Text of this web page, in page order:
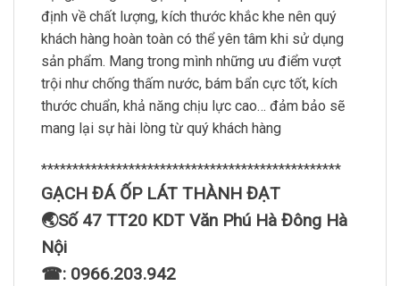
định về chất lượng, kích thước khắc khe nên quý
khách hàng hoàn toàn có thể yên tâm khi sử dụng
sản phẩm. Mang trong mình những ưu điểm vượt
trội như chống thấm nước, bám bẩn cực tốt, kích
thước chuẩn, khả năng chịu lực cao… đảm bảo sẽ
mang lại sự hài lòng từ quý khách hàng
************************************************
GẠCH ĐÁ ỐP LÁT THÀNH ĐẠT
🌏Số 47 TT20 KDT Văn Phú Hà Đông Hà
Nội
☎: 0966.203.942